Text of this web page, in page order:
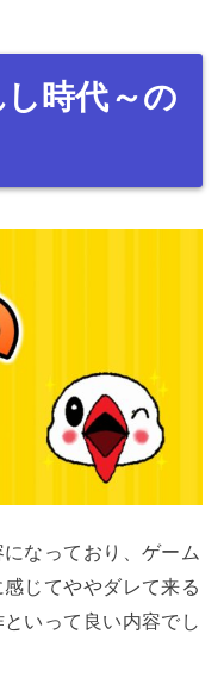
時代～の
なっており、ゲーム
じてややダレて来る
いって良い内容でし